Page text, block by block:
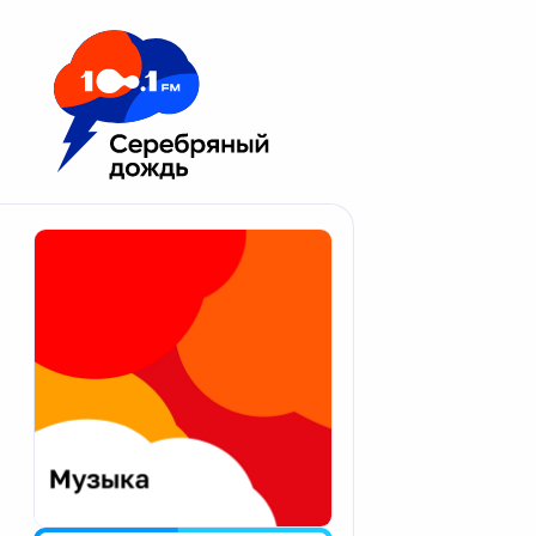
Москва 100.1 FM
Апатиты
Екатеринбург
Калининград
Калуга